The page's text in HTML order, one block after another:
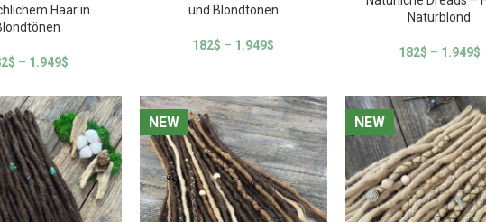
Haar in
$ – 1.949$
und Blondtönen
182$ – 1.949$
Naturblond
182$ – 1.949$
NEW
NEW NEW
NEW